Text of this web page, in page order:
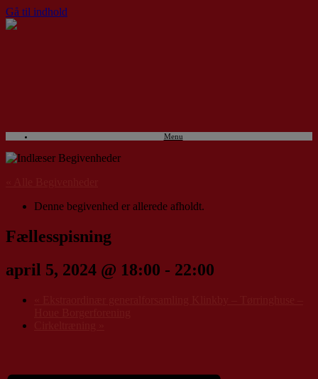
Gå til indhold
Menu
Denne begivenhed er allerede afholdt.
Fællesspisning
april 5, 2024 @ 18:00 - 22:00